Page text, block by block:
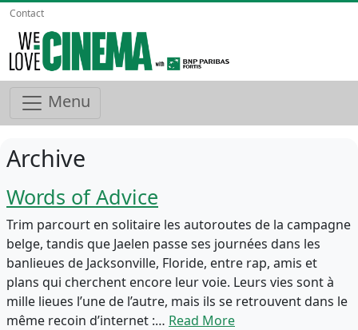
Contact
Menu
Archive
Words of Advice
Trim parcourt en solitaire les autoroutes de la campagne
belge, tandis que Jaelen passe ses journées dans les
banlieues de Jacksonville, Floride, entre rap, amis et
plans qui cherchent encore leur voie. Leurs vies sont à
mille lieues l’une de l’autre, mais ils se retrouvent dans le
même recoin d’internet :… Read More